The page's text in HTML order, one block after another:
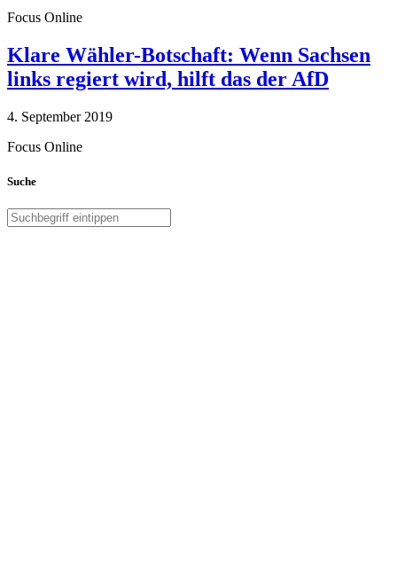
Focus Online
Klare Wähler-Botschaft: Wenn Sachsen
links regiert wird, hilft das der AfD
4. September 2019
Focus Online
Suche